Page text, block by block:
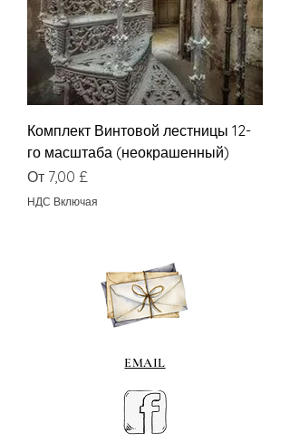
Комплект Винтовой лестницы 12-
го масштаба (неокрашенный)
От 7,00 £
Цена со скидкой
НДС Включая
EMAIL